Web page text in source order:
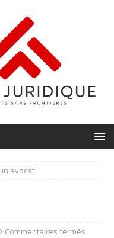
avocat
Commentaires fermés